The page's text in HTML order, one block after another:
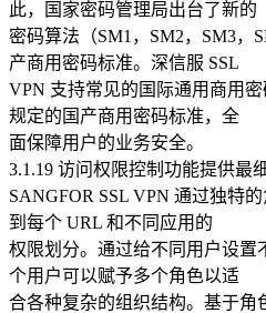
此，国家密码管理局出台了新的
密码算法（SM1，SM2，SM3，
产商用密码标准。深信服 SSL
VPN 支持常见的国际通用商用
规定的国产商用密码标准，全
面保障用户的业务安全。
3.1.19 访问权限控制功能提供最
SANGFOR SSL VPN 通过独特
到每个 URL 和不同应用的
权限划分。通过给不同用户设置
个用户可以赋予多个角色以适
合各种复杂的组织结构。基于角